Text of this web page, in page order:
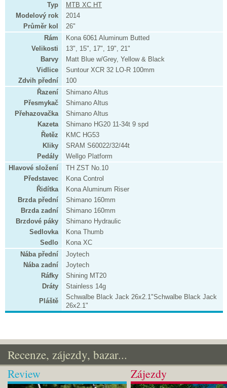
Typ
MTB XC HT
Modelový rok
2014
Průměr kol
26"
Rám
Kona 6061 Aluminum Butted
Velikosti
13", 15", 17", 19", 21"
Barvy
Matt Blue w/Grey, Yellow & Black
Vidlice
Suntour XCR 32 LO-R 100mm
Zdvih přední
100
Řazení
Shimano Altus
Přesmykač
Shimano Altus
Přehazovačka
Shimano Altus
Kazeta
Shimano HG20 11-34t 9 spd
Řetěz
KMC HG53
Kliky
SRAM S60022/32/44t
Pedály
Wellgo Platform
Hlavové složení
TH ZST No.10
Představec
Kona Control
Řidítka
Kona Aluminum Riser
Brzda přední
Shimano 160mm
Brzda zadní
Shimano 160mm
Brzdové páky
Shimano Hydraulic
Sedlovka
Kona Thumb
Sedlo
Kona XC
Nába přední
Joytech
Nába zadní
Joytech
Ráfky
Shining MT20
Dráty
Stainless 14g
Pláště
Schwalbe Black Jack 26x2.1"Schwalbe Black Jack
26x2.1"
Recenze, zájezdy, bazar...
Review Zájezdy